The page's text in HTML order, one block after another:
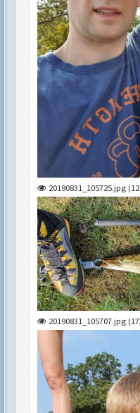
20190831_105725.jpg
20190831_105707.jpg